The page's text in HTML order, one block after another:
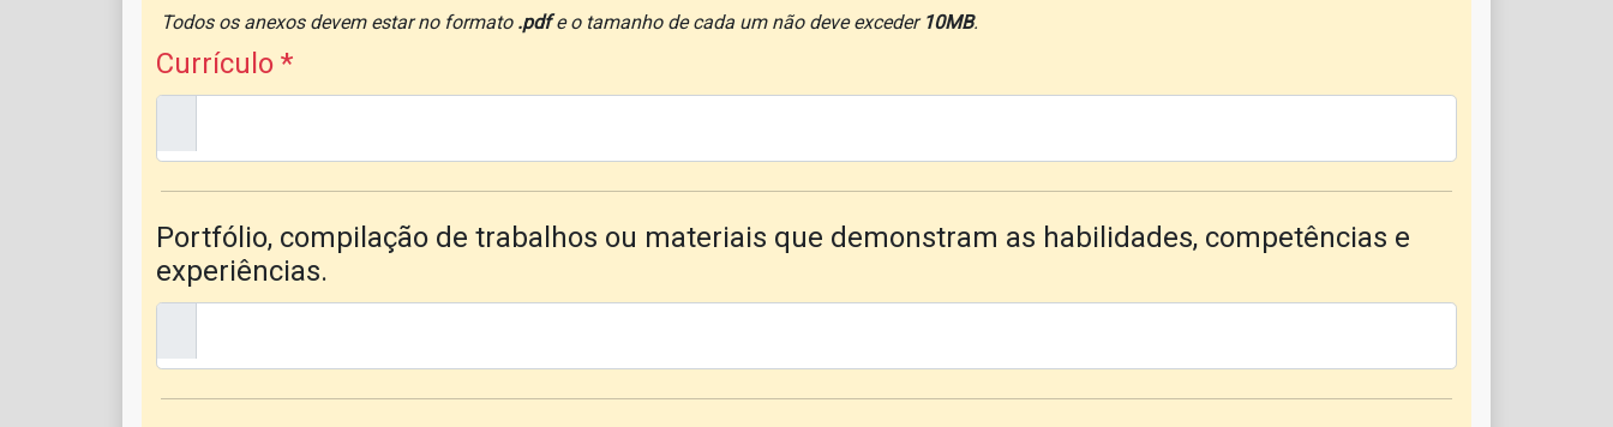
Todos os anexos devem estar no formato .pdfe o tamanho de cada um não deve exceder 10MB.
Currículo *
Portfólio, compilação de trabalhos ou materiais que demonstram as habilidades, competências e
experiências.